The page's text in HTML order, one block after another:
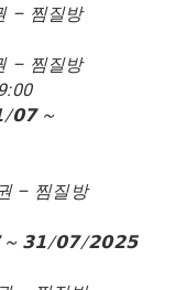
– 찜질방
– 찜질방
𝟬𝟳 ~
– 찜질방
~ 𝟯𝟭/𝟬𝟳/𝟮𝟬𝟮𝟱